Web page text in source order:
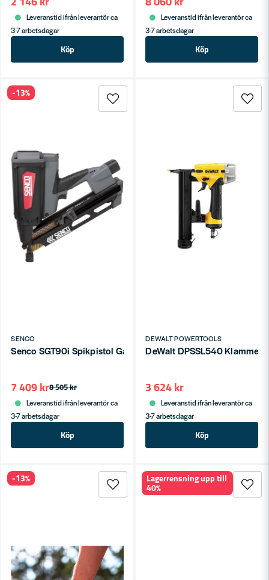
Leveranstid ifrån leverantör ca
3-7 arbetsdagar
Köp
Leveranstid ifrån leverantör ca
3-7 arbetsdagar
Köp
SENCO
Senco SGT90i Spikpistol Gasdriven 34° 50-90mm
8 505 kr
7 409 kr
Leveranstid ifrån leverantör ca
3-7 arbetsdagar
Köp
-13%
DEWALT POWERTOOLS
DeWalt DPSSL540
3 624 kr
Leveranstid ifrån leverantör ca
3-7 arbetsdagar
Köp
-13% Lagerrensning upp till
40%